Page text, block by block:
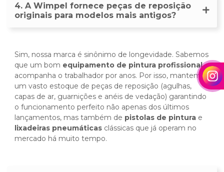
4. A Wimpel fornece peças de reposição
originais para modelos mais antigos?
Sim, nossa marca é sinônimo de longevidade. Sabemos
que um bom equipamento de pintura profissional
acompanha o trabalhador por anos. Por isso, mantemos
um vasto estoque de peças de reposição (agulhas,
capas de ar, guarnições e anéis de vedação) garantindo
o funcionamento perfeito não apenas dos últimos
lançamentos, mas também de pistolas de pintura e
lixadeiras pneumáticas clássicas que já operam no
mercado há muito tempo.